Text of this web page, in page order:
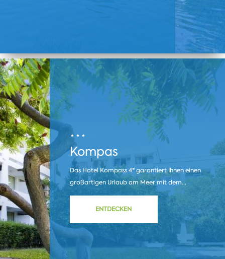
Kompas
Das Hotel Kompass 4* garantiert Ihnen einen
großartigen Urlaub am Meer mit dem...
ENTDECKEN